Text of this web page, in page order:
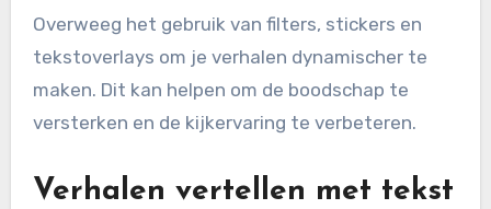
Overweeg het gebruik van filters, stickers en
tekstoverlays om je verhalen dynamischer te
maken. Dit kan helpen om de boodschap te
versterken en de kijkervaring te verbeteren.
Verhalen vertellen met tekst